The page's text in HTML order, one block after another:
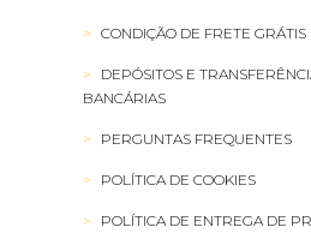
CONDIÇÃO DE FRETE GRÁTIS
DEPÓSITOS E
BANCÁRIAS
PERGUNTAS FREQUENTES
POLÍTICA DE COOKIES
POLÍTICA DE ENTREGA DE